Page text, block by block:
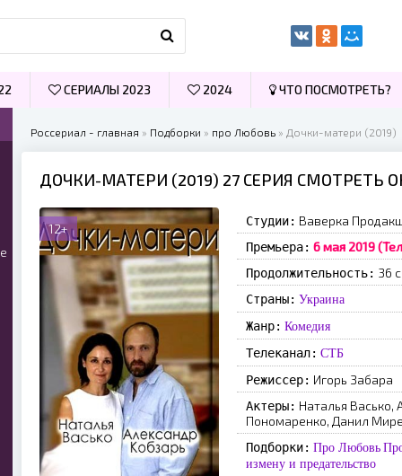
Россериал - главная » Подборки » про Любовь » Дочки-матери (2019)
ДОЧКИ-МАТЕРИ (2019) 27 СЕРИЯ СМОТРЕТЬ
12+ Студии: Ваверка
Премьера: 6 мая 2019
Продолжительность: 36
Страны: Украина
Жанр: Комедия
Телеканал: СТБ
Режиссер: Игорь Забара
Актеры: Наталья Васько,
Пономаренко, Данил
Подборки: Про Любовь
измену и предательство
СЕРИАЛЫ 2023 2024 ЧТО ПОСМОТРЕТЬ?